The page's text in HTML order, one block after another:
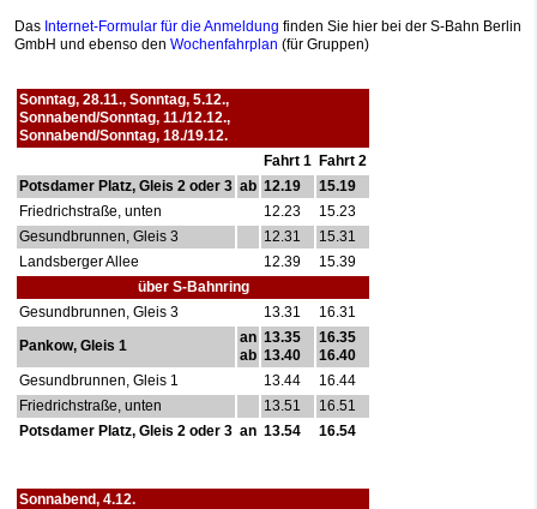
Das Internet-Formular für die Anmeldung finden Sie hier bei der S-Bahn Berlin
GmbH und ebenso den Wochenfahrplan (für Gruppen)
Sonntag, 28.11., Sonntag, 5.12.,
Sonnabend/Sonntag, 11./12.12.,
Sonnabend/Sonntag, 18./19.12.
Fahrt 1 Fahrt 2
Potsdamer Platz, Gleis 2 oder 3 ab 12.19
15.19
Friedrichstraße, unten
12.23
15.23
Gesundbrunnen, Gleis 3
12.31
15.31
Landsberger Allee
12.39
15.39
über S-Bahnring
Gesundbrunnen, Gleis 3
13.31
16.31
Pankow, Gleis 1
an
ab
13.35
13.40
16.35
16.40
Gesundbrunnen, Gleis 1
13.44
16.44
Friedrichstraße, unten
13.51
16.51
Potsdamer Platz, Gleis 2 oder 3 an 13.54 16.54
Sonnabend, 4.12.